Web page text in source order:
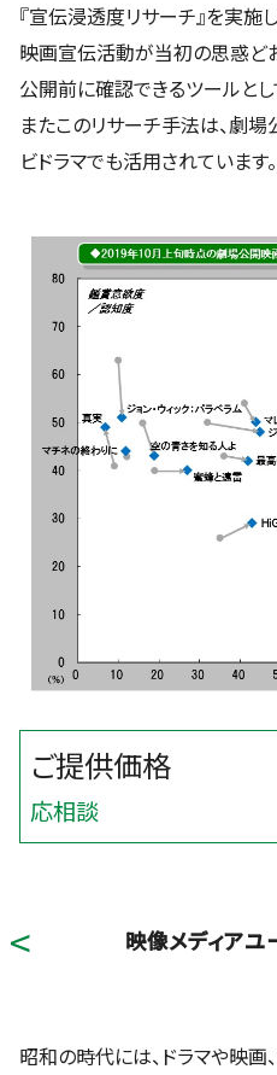
『宣伝浸透度リサーチ』を実施
映画宣伝活動が当初の思惑ど
公開前に確認できるツールとし
またこのリサーチ手法は、劇
ビドラマでも活用されています。
応相談
映像メディア
昭和の時代には、ドラマや映画